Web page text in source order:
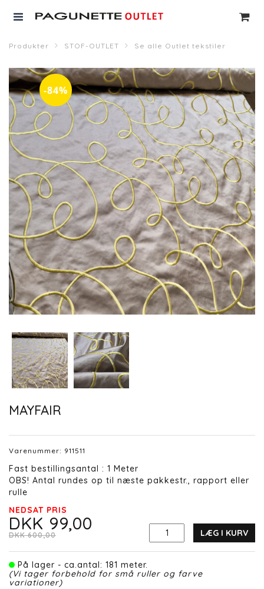
Produkter STOF-OUTLET Se alle Outlet tekstiler
-84%
MAYFAIR
Varenummer: 911511
Fast bestillingsantal : 1 Meter
OBS! Antal rundes op til næste pakkestr., rapport eller
rulle
NEDSAT PRIS
DKK 99,00
DKK 600,00 LÆG I KURV
På lager - ca.antal: 181 meter.
(Vi tager forbehold for små ruller og farve
variationer)